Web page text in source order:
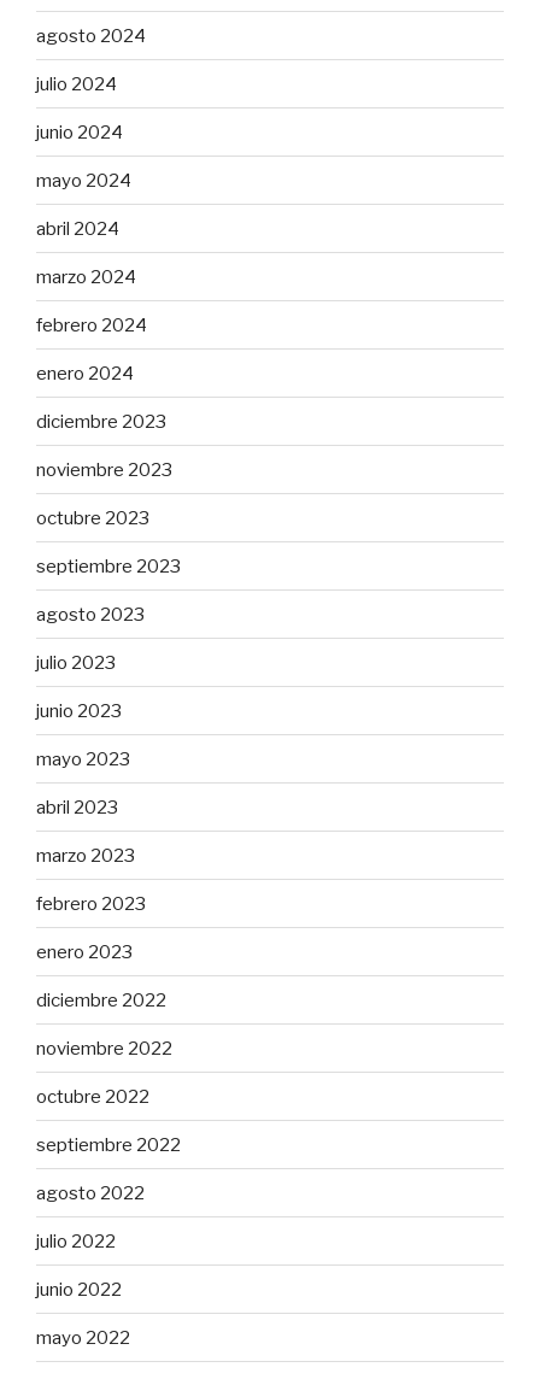
agosto 2024
julio 2024
junio 2024
mayo 2024
abril 2024
marzo 2024
febrero 2024
enero 2024
diciembre 2023
noviembre 2023
octubre 2023
septiembre 2023
agosto 2023
julio 2023
junio 2023
mayo 2023
abril 2023
marzo 2023
febrero 2023
enero 2023
diciembre 2022
noviembre 2022
octubre 2022
septiembre 2022
agosto 2022
julio 2022
junio 2022
mayo 2022